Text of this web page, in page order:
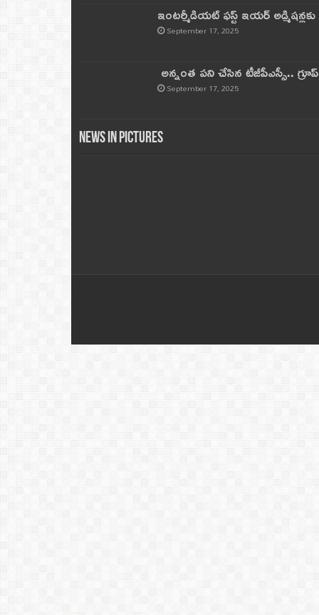
ఇంటర్మీడియట్ ఫస్ట్‌ ఇయర్‌
September 17, 2025
అన్నంత పని చేసిన టీజీపీఎస్సీ..
September 17, 2025
News in Pictures